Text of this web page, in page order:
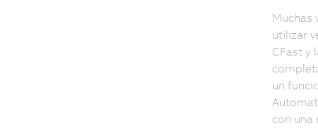
Muchas
utilizar
CFast y
un
con una